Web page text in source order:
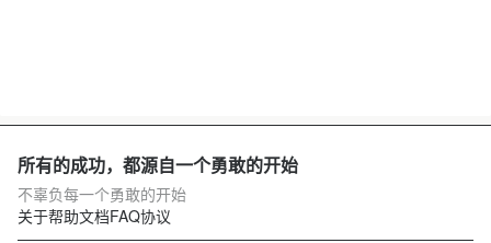
所有的成功，都源自一个勇敢的开始
不辜负每一个勇敢的开始
关于帮助文档FAQ协议